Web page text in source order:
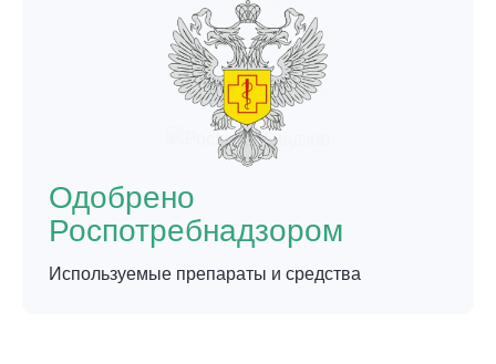
Одобрено
Роспотребнадзором
Используемые препараты и средства